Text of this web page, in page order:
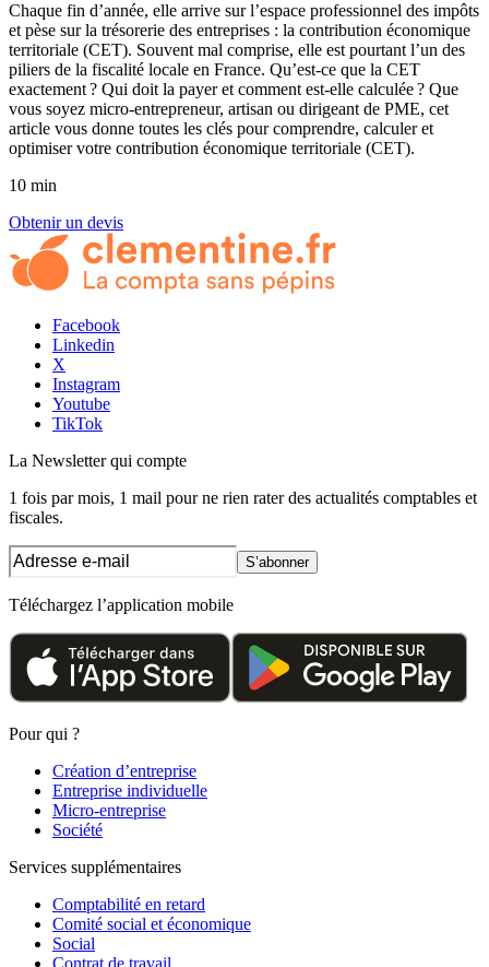
Chaque fin d’année, elle arrive sur l’espace professionnel des impôts
et pèse sur la trésorerie des entreprises : la contribution économique
territoriale (CET). Souvent mal comprise, elle est pourtant l’un des
piliers de la fiscalité locale en France. Qu’est-ce que la CET
exactement ? Qui doit la payer et comment est-elle calculée ? Que
vous soyez micro-entrepreneur, artisan ou dirigeant de PME, cet
article vous donne toutes les clés pour comprendre, calculer et
optimiser votre contribution économique territoriale (CET).
10 min
Obtenir un devis
Facebook
Linkedin
X
Instagram
Youtube
TikTok
La Newsletterqui compte
1 fois par mois, 1 mail pour ne rien rater des actualités comptables et
fiscales.
S’abonner
Téléchargez l’application mobile
Pour qui ?
Création d’entreprise
Entreprise individuelle
Micro-entreprise
Société
Services supplémentaires
Comptabilité en retard
Comité social et économique
Social
Contrat de travail